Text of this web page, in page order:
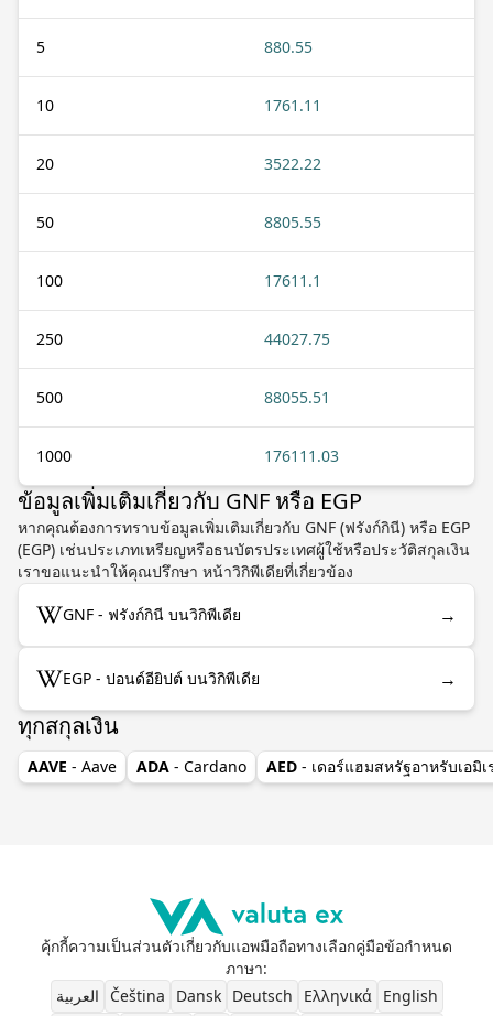
5 880.55
10 1761.11
20 3522.22
50 8805.55
100 17611.1
250 44027.75
500 88055.51
1000 176111.03
ข้อมูลเพิ่มเติมเกี่ยวกับ GNF หรือ EGP
หากคุณต้องการทราบข้อมูลเพิ่มเติมเกี่ยวกับ GNF (ฟรังก์กินี) หรือ EGP
(EGP) เช่นประเภทเหรียญหรือธนบัตรประเทศผู้ใช้หรือประวัติสกุลเงิน
เราขอแนะนำให้คุณปรึกษา หน้าวิกิพีเดียที่เกี่ยวข้อง
GNF - ฟรังก์กินี บนวิกิพีเดีย →
EGP - ปอนด์อียิปต์ บนวิกิพีเดีย →
ทุกสกุลเงิน
AAVE - Aave ADA - Cardano AED - เดอร์แฮมสหรัฐอาหรับเอมิ
คุ้กกี้ความเป็นส่วนตัวเกี่ยวกับแอพมือถือทางเลือกคู่มือข้อกำหนด
ภาษา:
العربية
Čeština Dansk Deutsch Ελληνικά English